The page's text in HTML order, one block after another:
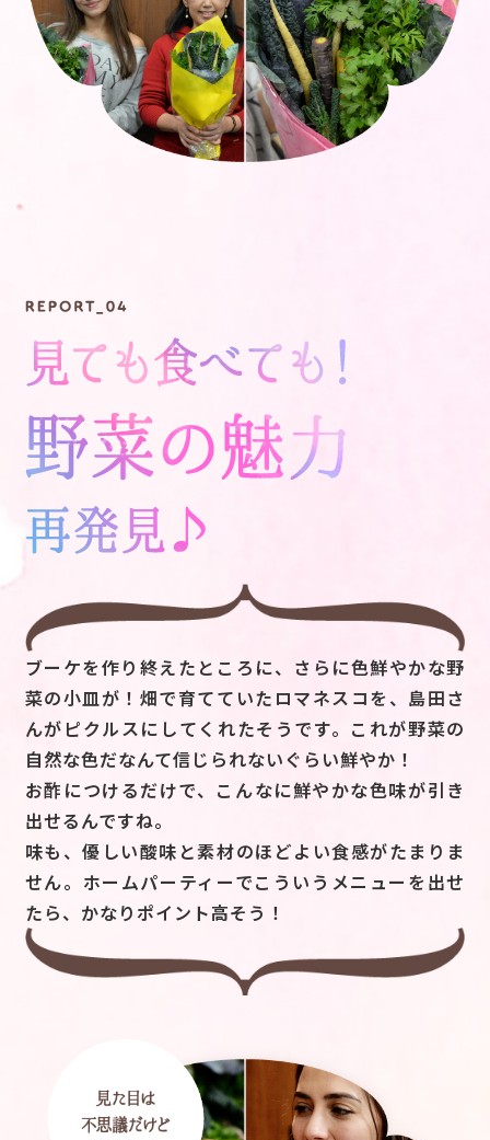
ブーケを作り終えたところに、さらに色鮮やかな野
菜の小皿が！畑で育てていたロマネスコを、島田さ
んがピクルスにしてくれたそうです。これが野菜の
自然な色だなんて信じられないぐらい鮮やか！
お酢につけるだけで、こんなに鮮やかな色味が引き
出せるんですね。
味も、優しい酸味と素材のほどよい食感がたまりま
せん。ホームパーティーでこういうメニューを出せ
たら、かなりポイント高そう！